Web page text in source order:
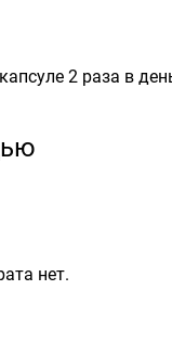
2 раза в
нет.